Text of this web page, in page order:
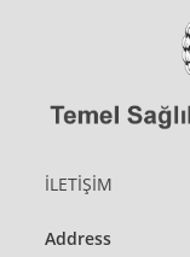
İLETİŞİM
Address